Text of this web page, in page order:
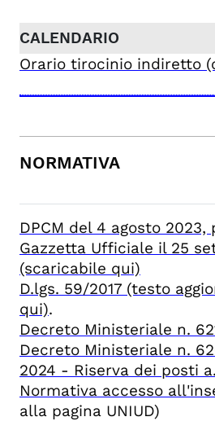
Orario tirocinio indiretto
NORMATIVA
DPCM del 4 agosto
Gazzetta Ufficiale il 25
(scaricabile qui)
D.lgs. 59/2017 (testo
qui).
Decreto Ministeriale n.
Decreto Ministeriale n.
2024 - Riserva dei posti
Normativa accesso
alla pagina UNIUD)